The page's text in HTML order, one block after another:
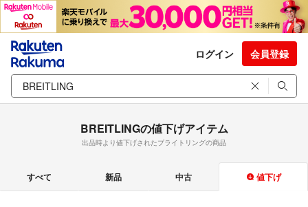
ログイン 会員登録
BREITLINGの値下げアイテム
出品時より値下げされたブライトリングの商品
すべて 新品 中古 値下げ